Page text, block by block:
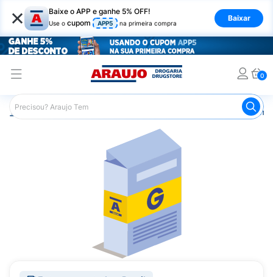
× Baixe o APP e ganhe 5% OFF!
Use o cupom APP5 na primeira compra
Baixar
0
Araujo Medicamentos